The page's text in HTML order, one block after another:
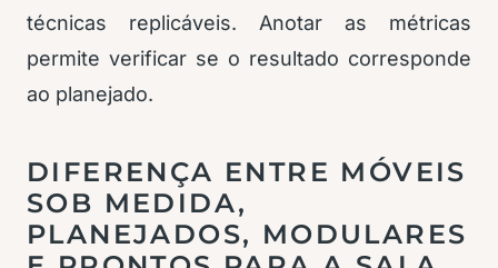
técnicas replicáveis. Anotar as métricas
permite verificar se o resultado corresponde
ao planejado.
DIFERENÇA ENTRE MÓVEIS
SOB MEDIDA,
PLANEJADOS, MODULARES